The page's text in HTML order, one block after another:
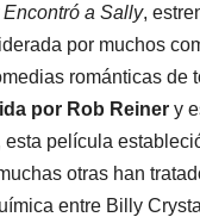
a Sally,
por muchos
románticas de
por Rob Reiner y
esta película
otras han
entre Billy